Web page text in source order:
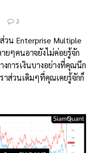
2
วน Enterprise Multiple
ยๆคนอาจยังไม่ค่อยรู้จัก
การเงินบางอย่างที่คุณนึก
ส่วนเดิมๆที่คุณเคยรู้จักก็